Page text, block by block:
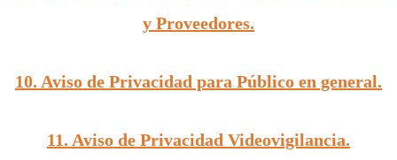
y Proveedores.
10. Aviso de Privacidad para Público en general.
11. Aviso de Privacidad Videovigilancia.